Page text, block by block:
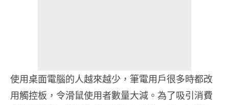
使用桌面電腦的人越來越少，筆電用戶很多時都改
用觸控板，令滑鼠使用者數量大減。為了吸引消費